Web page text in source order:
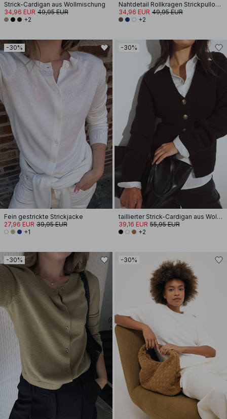
Strick-Cardigan aus Wollmischung
34,96 EUR 49,95 EUR
+2
Nahtdetail Rollkragen Strickpullover
34,96 EUR 49,95 EUR
+2
-30%
Fein gestrickte Strickjacke
27,96 EUR 39,95 EUR
+1
-30%
taillierter Strick-Cardigan aus Wollmischung
39,16 EUR 55,95 EUR
+2
-30% -30%